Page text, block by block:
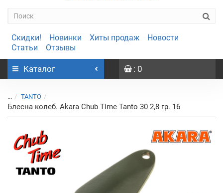
Скидки! Новинки Хиты продаж
Новости
Статьи
Отзывы
Каталог : 0
... TANTO
Блесна колеб. Akara Chub Time Tanto 30 2,8 гр. 16